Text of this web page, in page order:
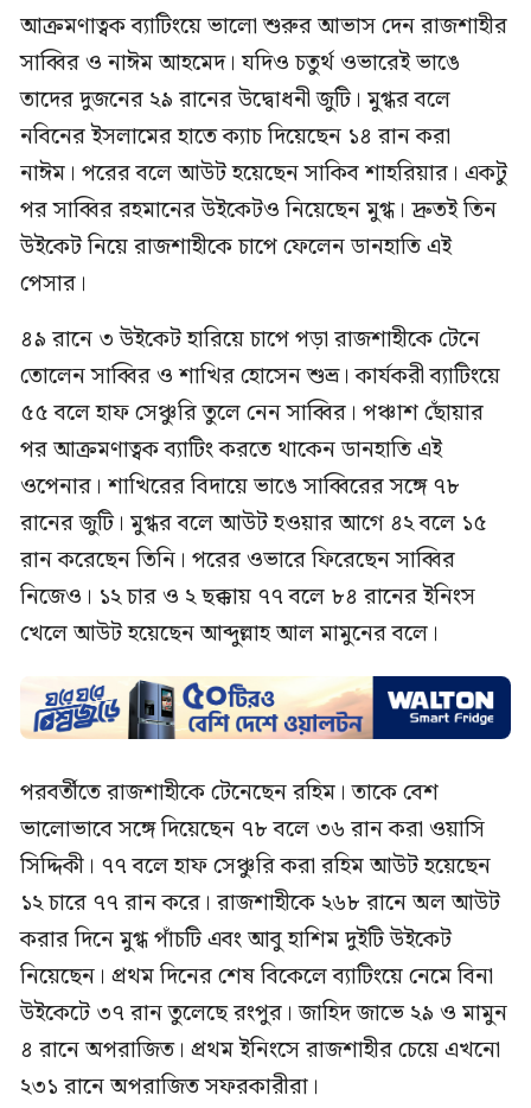
আক্রমণাত্বক ব্যাটিংয়ে ভালো শুরুর আভাস দেন রাজশাহীর
সাব্বির ও নাঈম আহমেদ। যদিও চতুর্থ ওভারেই ভাঙে
তাদের দুজনের ২৯ রানের উদ্বোধনী জুটি। মুগ্ধর বলে
নবিনের ইসলামের হাতে ক্যাচ দিয়েছেন ১৪ রান করা
নাঈম। পরের বলে আউট হয়েছেন সাকিব শাহরিয়ার। একটু
পর সাব্বির রহমানের উইকেটও নিয়েছেন মুগ্ধ। দ্রুতই তিন
উইকেট নিয়ে রাজশাহীকে চাপে ফেলেন ডানহাতি এই
পেসার।
৪৯ রানে ৩ উইকেট হারিয়ে চাপে পড়া রাজশাহীকে টেনে
তোলেন সাব্বির ও শাখির হোসেন শুভ্র। কার্যকরী ব্যাটিংয়ে
৫৫ বলে হাফ সেঞ্চুরি ‍তুলে নেন সাব্বির। পঞ্চাশ ছোঁয়ার
পর আক্রমণাত্বক ব্যাটিং করতে থাকেন ডানহাতি এই
ওপেনার। শাখিরের বিদায়ে ভাঙে সাব্বিরের সঙ্গে ৭৮
রানের জুটি। মুগ্ধর বলে আউট হওয়ার আগে ৪২ বলে ১৫
রান করেছেন তিনি। পরের ওভারে ফিরেছেন সাব্বির
নিজেও। ১২ চার ও ২ ছক্কায় ৭৭ বলে ৮৪ রানের ইনিংস
খেলে আউট হয়েছেন আব্দুল্লাহ আল মামুনের বলে।
পরবর্তীতে রাজশাহীকে টেনেছেন রহিম। তাকে বেশ
ভালোভাবে সঙ্গে দিয়েছেন ৭৮ বলে ৩৬ রান করা ওয়াসি
সিদ্দিকী। ৭৭ বলে হাফ সেঞ্চুরি করা রহিম আউট হয়েছেন
১২ চারে ৭৭ রান করে। রাজশাহীকে ২৬৮ রানে অল আউট
করার দিনে মুগ্ধ পাঁচটি এবং আবু হাশিম দুইটি উইকেট
নিয়েছেন। প্রথম দিনের শেষ বিকেলে ব্যাটিংয়ে নেমে বিনা
উইকেটে ৩৭ রান তুলেছে রংপুর। জাহিদ জাভে ২৯ ও মামুন
৪ রানে অপরাজিত। প্রথম ইনিংসে রাজশাহীর চেয়ে এখনো
২৩১ রানে অপরাজিত সফরকারীরা।